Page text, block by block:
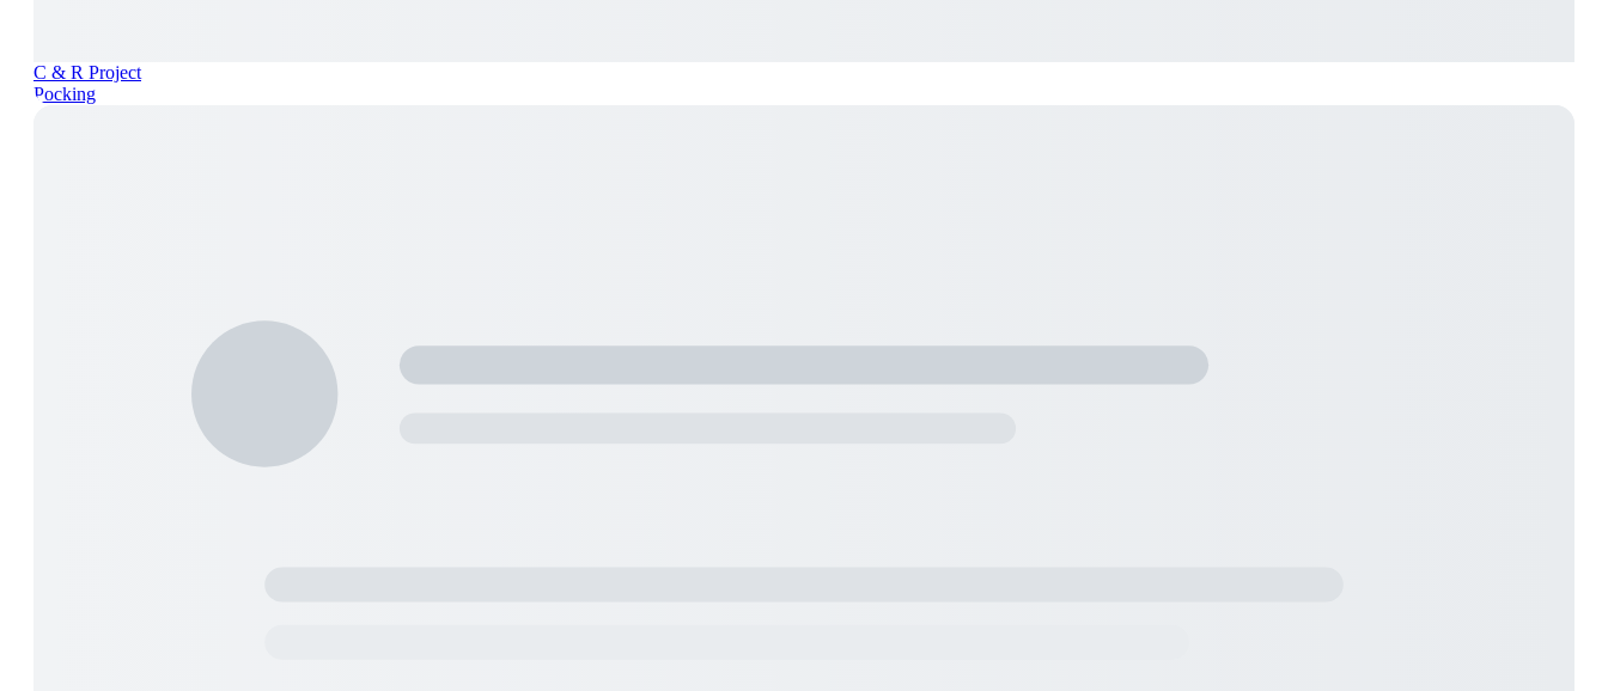
C & R Project
Pocking